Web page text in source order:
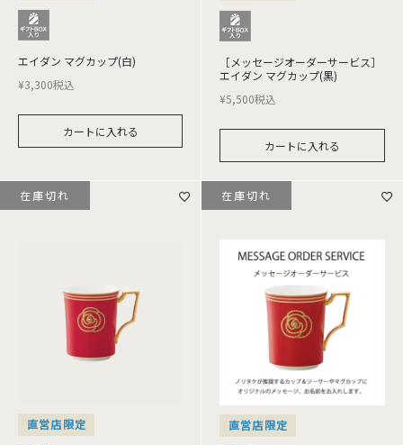
エイダン マグカップ(白)
¥3,300税込
カートに入れる
［メッセージオーダーサービス］
エイダン マグカップ(黒)
¥5,500税込
カートに入れる
直営店限定
在庫切れ
直営店限定
在庫切れ